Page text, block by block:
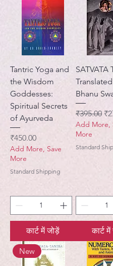
Tantric Yoga and
the Wisdom
Goddesses:
Spiritual Secrets
of Ayurveda
मूल्य
₹450.00
Add More, Save
More
Standard Shipping
कार्ट में जोड़ें
SATVATA
Bhanu
नियमित मूल्य
₹395.00
Add More,
More
Standard
कार्ट
New